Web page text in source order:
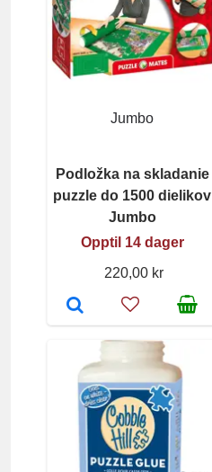
Jumbo
Podložka na skladanie
puzzle do 1500 dielikov
Jumbo
Opptil 14 dager
220,00 kr